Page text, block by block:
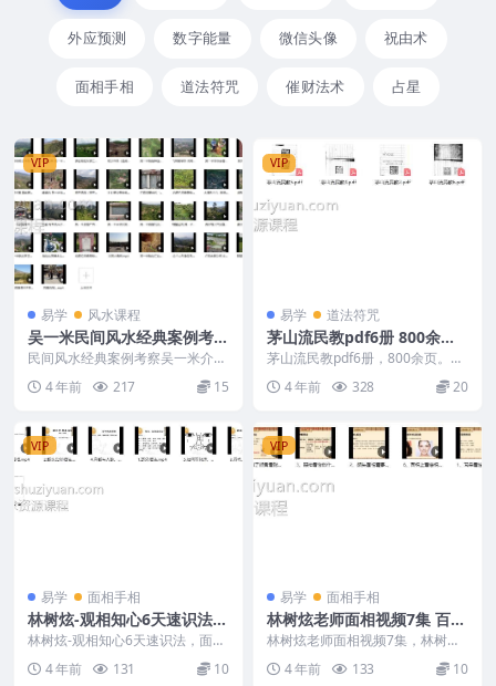
外应预测 数字能量 微信头像 祝由术
面相手相 道法符咒 催财法术 占星
VIP
易学 风水课程
吴一米民间风水经典案例考察
48集视频合集
民间风水经典案例考察吴一米介绍
具体地形的风水细节 网盘目录如
下： | ├──（上...
4 年前 217 15
VIP
易学 道法符咒
茅山流民教pdf6册 800余页
百度网盘下载
茅山流民教pdf6册，800余页。这
套的话有6册，其中第一册pdf看到
某站卖18...
4 年前 328 20
VIP
易学 面相手相
林树炫-观相知心6天速识法
面相学视频6集 百度云下载
林树炫-观相知心6天速识法，面相
学视频6集。快速开启识人方法，
避免交友误区或是职...
4 年前 131 10
VIP
易学 面相手相
林树炫老师面相视频7集 百度
云下载
林树炫老师面相视频7集，林树炫
老师，掌握人●了解人.你将无所不
能。中国美妆行业资...
4 年前 133 10